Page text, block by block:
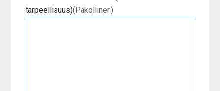
tarpeellisuus)(Pakollinen)